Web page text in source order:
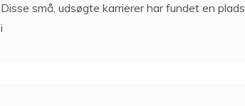
Disse små, udsøgte karrierer har fundet en plads
i